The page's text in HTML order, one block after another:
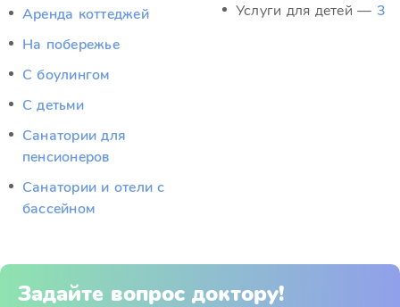
Аренда коттеджей
На побережье
С боулингом
С детьми
Санатории для
пенсионеров
Санатории и отели с
бассейном
Услуги для детей — 3
Задайте вопрос доктору!